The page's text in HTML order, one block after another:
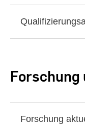
Forschung
Forschung